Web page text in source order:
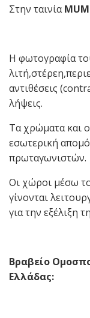
Στην ταινία
Η φωτογραφία
αντιθέσεις
λήψεις.
Τα χρώματα και
εσωτερική
πρωταγωνιστών.
Οι χώροι μέσω
γίνονται
για την εξέλιξη
Βραβείο
Ελλάδας: